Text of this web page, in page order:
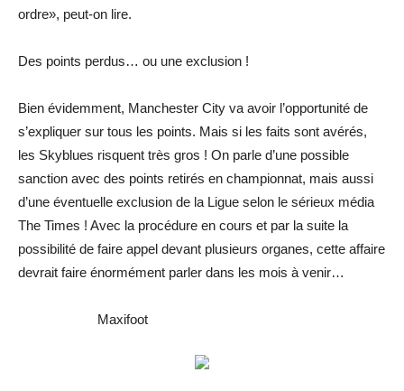
ordre», peut-on lire.
Des points perdus… ou une exclusion !
Bien évidemment, Manchester City va avoir l’opportunité de
s’expliquer sur tous les points. Mais si les faits sont avérés,
les Skyblues risquent très gros ! On parle d’une possible
sanction avec des points retirés en championnat, mais aussi
d’une éventuelle exclusion de la Ligue selon le sérieux média
The Times ! Avec la procédure en cours et par la suite la
possibilité de faire appel devant plusieurs organes, cette affaire
devrait faire énormément parler dans les mois à venir…
Maxifoot